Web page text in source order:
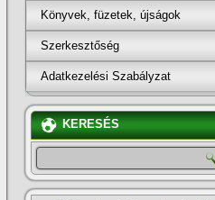
Könyvek, füzetek, újságok
Szerkesztőség
Adatkezelési Szabályzat
KERESÉS